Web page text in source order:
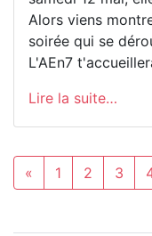
Alors viens
soirée qui se
L'AEn7
Lire la suite…
« 1 2 3